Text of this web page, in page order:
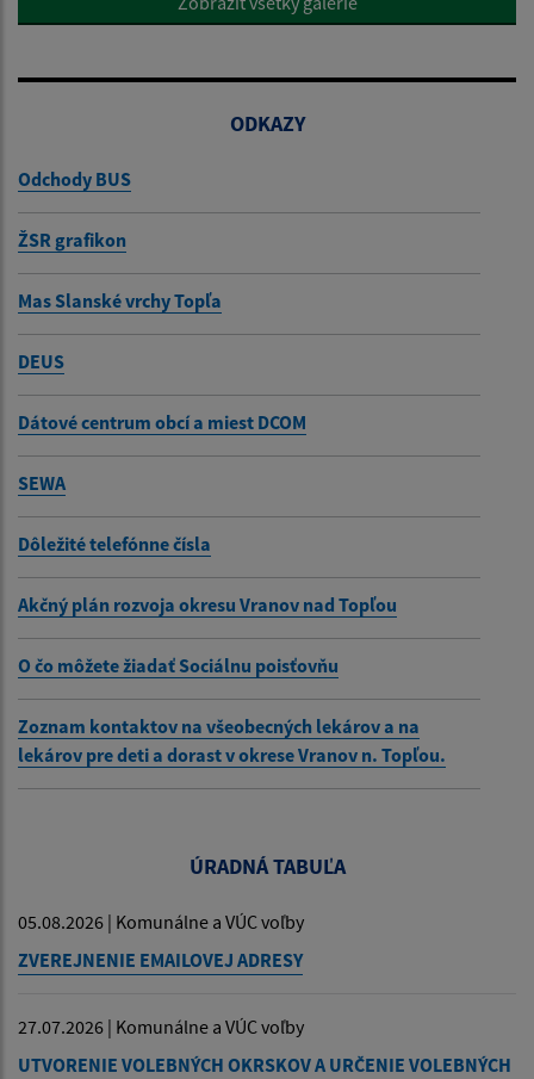
ODKAZY
Odchody BUS
ŽSR grafikon
Mas Slanské vrchy Topľa
DEUS
Dátové centrum obcí a miest DCOM
SEWA
Dôležité telefónne čísla
Akčný plán rozvoja okresu Vranov nad Topľou
O čo môžete žiadať Sociálnu poisťovňu
Zoznam kontaktov na všeobecných lekárov a na
lekárov pre deti a dorast v okrese Vranov n. Topľou.
ÚRADNÁ TABUĽA
05.08.2026 | Komunálne a VÚC voľby
ZVEREJNENIE EMAILOVEJ ADRESY
27.07.2026 | Komunálne a VÚC voľby
UTVORENIE VOLEBNÝCH OKRSKOV A URČENIE VOLEBNÝCH